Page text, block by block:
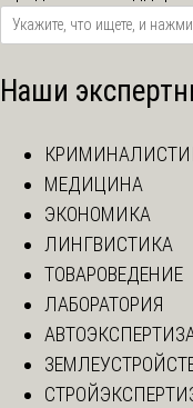
Наши
МЕДИЦИНА
ЭКОНОМИКА
ЛИНГВИСТИКА
ТОВАРОВЕДЕНИЕ
ЛАБОРАТОРИЯ